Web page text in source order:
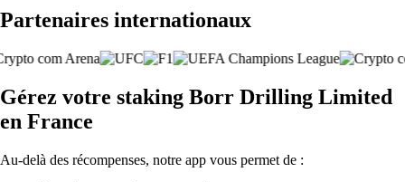
Partenaires internationaux
Gérez votre staking Borr Drilling Limited
en France
Au-delà des récompenses, notre app vous permet de :